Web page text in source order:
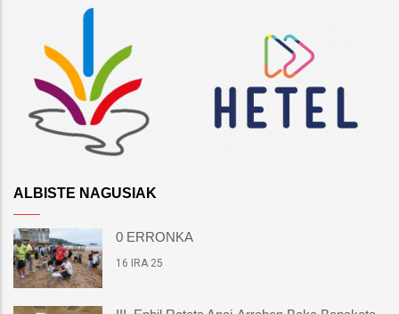
ALBISTE NAGUSIAK
0 ERRONKA
16 IRA 25